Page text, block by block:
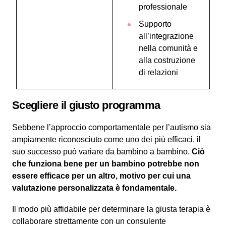
professionale
Supporto
all’integrazione
nella comunità e
alla costruzione
di relazioni
Scegliere il giusto programma
Sebbene l’approccio comportamentale per l’autismo sia
ampiamente riconosciuto come uno dei più efficaci, il
suo successo può variare da bambino a bambino. Ciò
che funziona bene per un bambino potrebbe non
essere efficace per un altro, motivo per cui una
valutazione personalizzata è fondamentale.
Il modo più affidabile per determinare la giusta terapia è
collaborare strettamente con un consulente